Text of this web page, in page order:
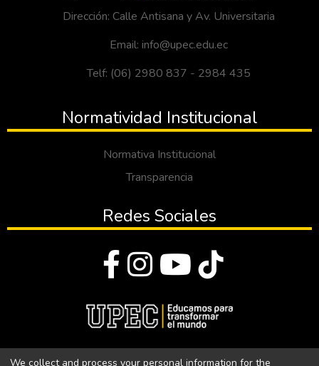
Dirección: Calle Antisana y Av. Universitaria
Email: info@upec.edu.ec
Telf: (06) 2980 837 - 2984 435
Normatividad Institucional
Normativa Institucional
Transparencia
Redes Sociales
We collect and process your personal information for the